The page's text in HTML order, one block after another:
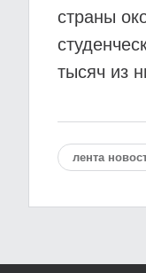
страны
тысяч из
лента